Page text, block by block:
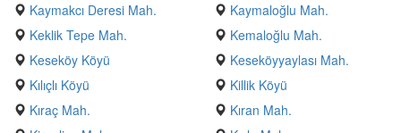
Kaymakcı Deresi Mah.
Kaymaloğlu Mah.
Keklik Tepe Mah.
Kemaloğlu Mah.
Keseköy Köyü
Keseköyyaylası Mah.
Kılıçlı Köyü
Killik Köyü
Kıraç Mah.
Kıran Mah.